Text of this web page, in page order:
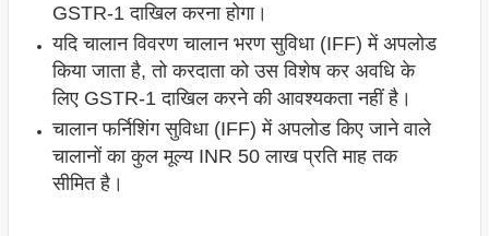
GSTR-1 दाखिल करना होगा।
यदि चालान विवरण चालान भरण सुविधा (IFF) में अपलोड
किया जाता है, तो करदाता को उस विशेष कर अवधि के
लिए GSTR-1 दाखिल करने की आवश्यकता नहीं है।
चालान फर्निशिंग सुविधा (IFF) में अपलोड किए जाने वाले
चालानों का कुल मूल्य INR 50 लाख प्रति माह तक
सीमित है।